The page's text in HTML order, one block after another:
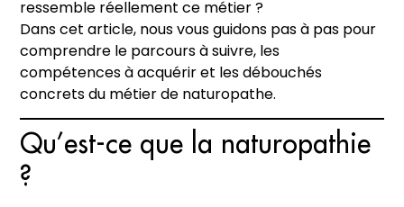
ressemble réellement ce métier ?
Dans cet article, nous vous guidons pas à pas pour
comprendre le parcours à suivre, les
compétences à acquérir et les débouchés
concrets du métier de naturopathe.
Qu’est-ce que la naturopathie
?